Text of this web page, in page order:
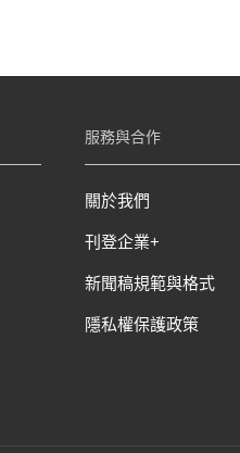
服務與合作
關於我們
刊登企業+
新聞稿規範與格式
隱私權保護政策